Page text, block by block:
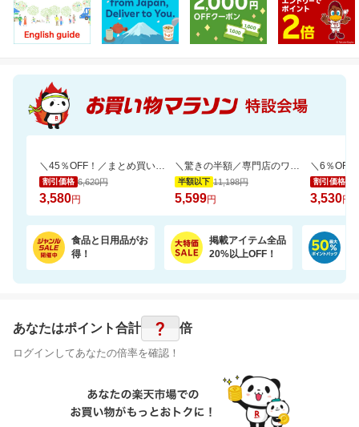
＼45％OFF！／まとめ買いに！ペーパータオル 5パック×6個セット
割引価格 6,620円
3,580円
＼驚きの半額／専門店のワンランク上の芳醇な香りと深いコクの金と銀の濃い味珈琲福袋
半額以下 11,198円
5,599円
割引価格
3,530円
食品と日用品がお
得！
掲載アイテム全品
20%以上OFF！
あなたはポイント合計 ? 倍
ログインしてあなたの倍率を確認！